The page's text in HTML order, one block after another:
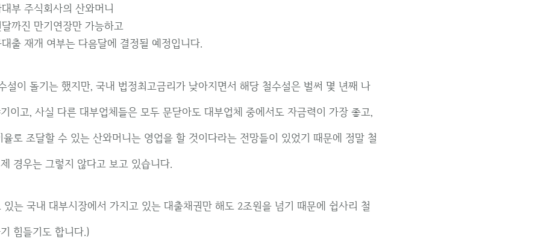
부 주식회사의 산와머니
까진 만기연장만 가능하고
출 재개 여부는 다음달에 결정될 예정입니다.
설이 돌기는 했지만, 국내 법정최고금리가 낮아지면서 해당 철수설은 벌써 몇 년째 나
이고, 사실 다른 대부업체들은 모두 문닫아도 대부업체 중에서도 자금력이 가장 좋고,
로 조달할 수 있는 산와머니는 영업을 할 것이다라는 전망들이 있었기 때문에 정말 철
경우는 그렇지 않다고 보고 있습니다.
는 국내 대부시장에서 가지고 있는 대출채권만 해도 2조원을 넘기 때문에 쉽사리 철
힘들기도 합니다.)